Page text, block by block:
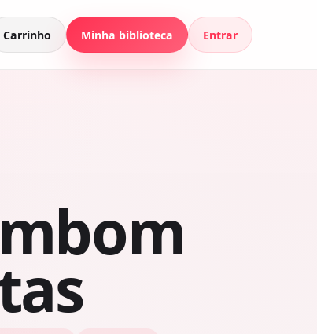
Carrinho Minha biblioteca Entrar